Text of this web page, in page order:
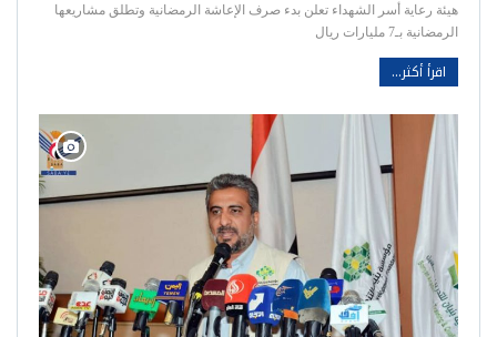
هيئة رعاية أسر الشهداء تعلن بدء صرف الإعاشة الرمضانية وتطلق مشاريعها
الرمضانية بـ7 مليارات ريال
اقرأ أكثر...